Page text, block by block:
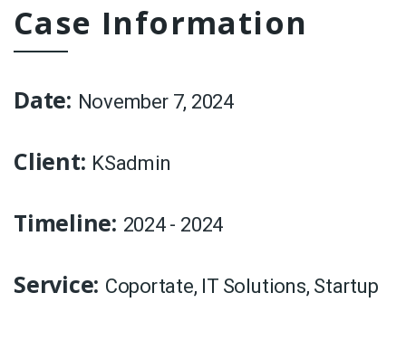
Case Information
Date: November 7, 2024
Client: KSadmin
Timeline: 2024 - 2024
Service: Coportate, IT Solutions,Startup